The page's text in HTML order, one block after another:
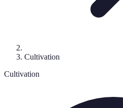
Cultivation
Cultivation